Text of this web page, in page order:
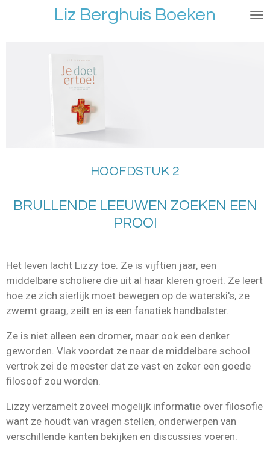
hoofdinhoud
Liz Berghuis Boeken
HOOFDSTUK 2
BRULLENDE LEEUWEN ZOEKEN EEN
PROOI
Het leven lacht Lizzy toe. Ze is vijftien jaar, een
middelbare scholiere die uit al haar kleren groeit. Ze leert
hoe ze zich sierlijk moet bewegen op de waterski's, ze
zwemt graag, zeilt en is een fanatiek handbalster.
Ze is niet alleen een dromer, maar ook een denker
geworden. Vlak voordat ze naar de middelbare school
vertrok zei de meester dat ze vast en zeker een goede
filosoof zou worden.
Lizzy verzamelt zoveel mogelijk informatie over filosofie
want ze houdt van vragen stellen, onderwerpen van
verschillende kanten bekijken en discussies voeren.